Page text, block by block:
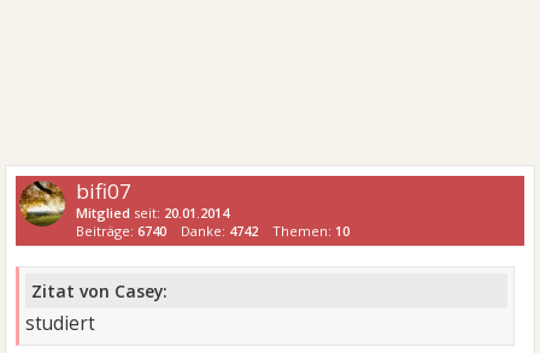
bifi07
Mitglied seit: 20.01.2014
Beiträge:6740 Danke: 4742 Themen: 10
Zitat von Casey:
studiert